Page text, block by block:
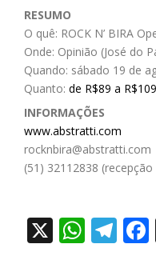
RESUMO
O quê: ROCK N’ BIRA
Onde: Opinião (José do
Quando: sábado 19 de
Quanto:de R$89 a R$109
INFORMAÇÕES
www.abstratti.com
rocknbira@abstratti.com
(51) 32112838
X